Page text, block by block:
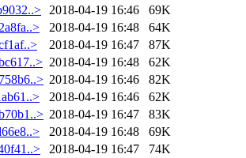
2018-04-19 16:46
69K
2018-04-19 16:48
64K
2018-04-19 16:47
87K
2018-04-19 16:48
62K
2018-04-19 16:46
82K
2018-04-19 16:46
62K
2018-04-19 16:47
83K
2018-04-19 16:48
69K
2018-04-19 16:47
74K